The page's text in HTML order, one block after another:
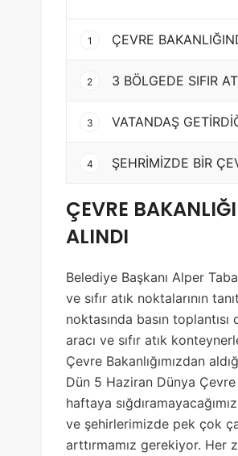
1 ÇEVRE
2 3 BÖLGEDE SIFIR
3 VATANDAŞ
4 ŞEHRİMİZDE BİR
ÇEVRE
ALINDI
Belediye Başkanı Alper
ve sıfır atık noktalarının
noktasında basın
aracı ve sıfır atık
Çevre Bakanlığımızdan
Dün 5 Haziran Dünya
haftaya
ve şehirlerimizde pek çok
arttırmamız gerekiyor. Her